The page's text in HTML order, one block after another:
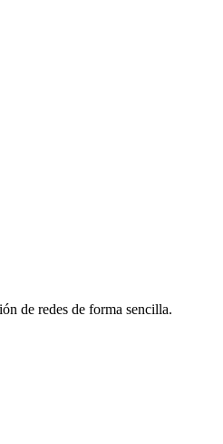
de redes de forma sencilla.